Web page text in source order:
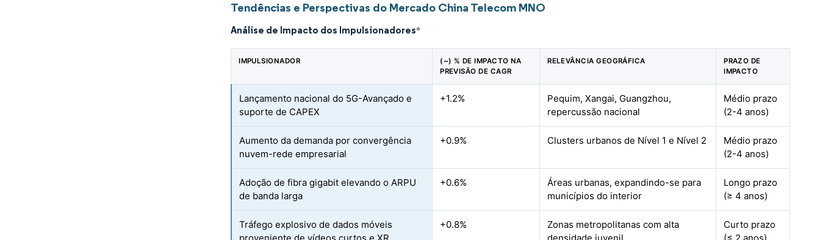
Tendências e Perspectivas do Mercado China Telecom MNO
Análise de Impacto dos Impulsionadores*
IMPULSIONADOR
(~) % DE IMPACTO NA
PREVISÃO DE CAGR
RELEVÂNCIA GEOGRÁFICA
PRAZO DE
IMPACTO
Lançamento nacional do 5G-Avançado e
suporte de CAPEX
+1.2%
Pequim, Xangai, Guangzhou,
repercussão nacional
Médio prazo
(2-4 anos)
Aumento da demanda por convergência
nuvem-rede empresarial
+0.9% Clusters urbanos de Nível 1 e Nível 2
Médio prazo
(2-4 anos)
Adoção de fibra gigabit elevando o ARPU
de banda larga
+0.6%
Áreas urbanas, expandindo-se para
municípios do interior
Longo prazo
(≥ 4 anos)
Tráfego explosivo de dados móveis
+0.8%
Zonas metropolitanas com alta
Curto prazo